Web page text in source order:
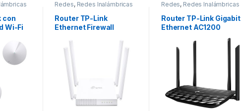
con
Wi-Fi
2x RJ-
Piezas
4
Redes, Redes Inalámbricas
Router TP-Link
Ethernet Firewall
433Mbit/s, 5x RJ-45,
2.4/5GHz, 4 Antenas
Externas 50
Redes, Redes Inalámbricas
Router TP-Link Gigabit
Ethernet AC1200
Inalámbrico,
867Mbit/s, 5 Puertos
Externas IMO DE
BANDA DUAL AC1200